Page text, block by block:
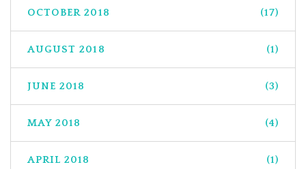
OCTOBER 2018 (17)
AUGUST 2018 (1)
JUNE 2018 (3)
MAY 2018 (4)
APRIL 2018 (1)